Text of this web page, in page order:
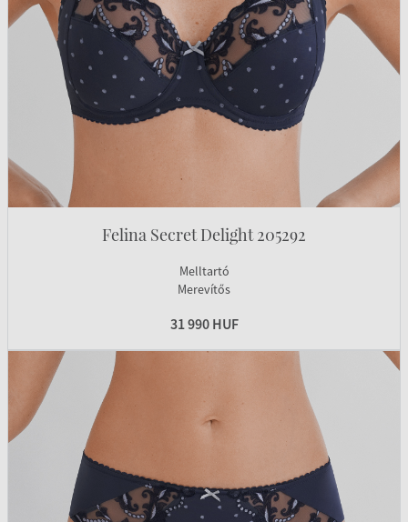
Felina Secret Delight 205292
Melltartó
Merevítős
31 990 HUF